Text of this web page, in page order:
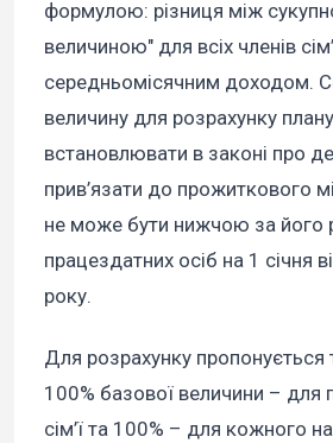
формулою: різниця між
величиною" для всіх членів
середньомісячним доходом.
величину для розрахунку
встановлювати в законі про
прив’язати до прожиткового
не може бути нижчою за його
працездатних осіб на 1 січня
року.
Для розрахунку пропонується
100% базової величини – для
сім’ї та 100% – для кожного